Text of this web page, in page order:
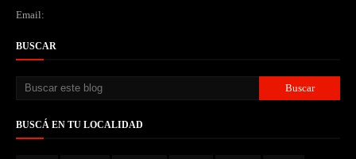
Email:
BUSCAR
BUSCÁ EN TU LOCALIDAD